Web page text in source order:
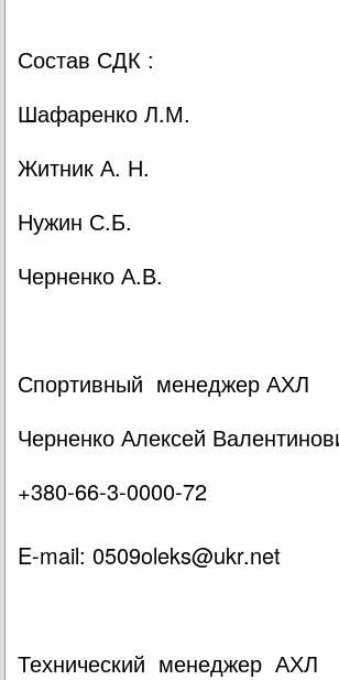
Состав СДК :
Шафаренко Л.М.
Житник А. Н.
Нужин С.Б.
Черненко А.В.
Спортивный менеджер АХЛ
Черненко Алексей
+380-66-3-0000-72
E-mail: 0509oleks@ukr.net
Технический менеджер АХЛ